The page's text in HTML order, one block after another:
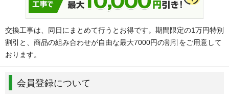
交換工事は、同日にまとめて行うとお得です。期間限定の1万円特別
割引と、商品の組み合わせが自由な最大7000円の割引をご用意して
おります。
会員登録について